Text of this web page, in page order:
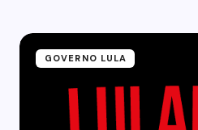
GOVERNO LULA